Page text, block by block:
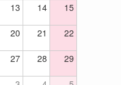
13 14 15
20 21 22
27 28 29